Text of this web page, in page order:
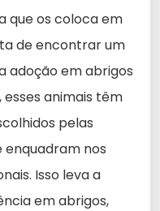
que os coloca em
de encontrar um
adoção em abrigos
animais têm
pelas
enquadram nos
Isso leva a
em abrigos,